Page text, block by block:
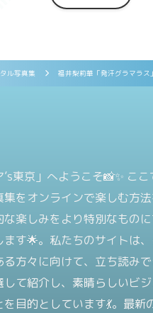
ル写真集 福井梨莉華「発汗グラマラス
’s東京」へようこそ📸✨ こ
集をオンラインで楽しむ方
な楽しみをより特別なもの
ます🌟。私たちのサイトは
る方々に向けて、立ち読み
して紹介し、素晴らしいビ
目的としています💃。最新